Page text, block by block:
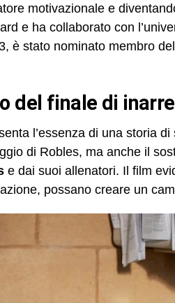
motivazionale e
e ha collaborato con
è stato nominato membro
del finale di
l’essenza di una storia
di Robles, ma anche il
e dai suoi allenatori. Il film
possano creare un